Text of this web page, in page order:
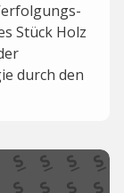
Stück Holz
durch den